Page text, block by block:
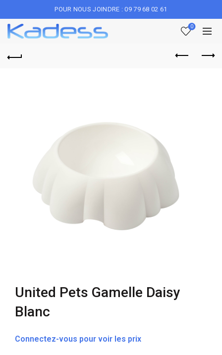
POUR NOUS JOINDRE : 09 79 68 02 61
0
United Pets Gamelle Daisy
Blanc
Connectez-vous pour voir les prix